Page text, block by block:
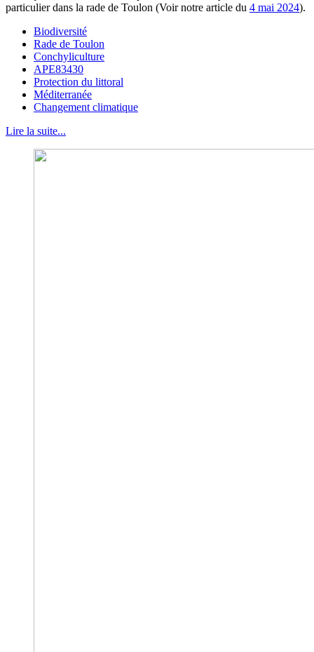
particulier dans la rade de Toulon (Voir notre article du 4 mai 2024).
Biodiversité
Rade de Toulon
Conchyliculture
APE83430
Protection du littoral
Méditerranée
Changement climatique
Lire la suite...